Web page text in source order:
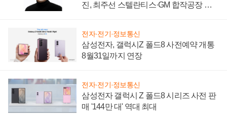
진, 최주선 스텔란티스·GM 합작공장 건
전자·전기·정보통신
삼성전자, 갤럭시Z 폴드8 사전예약 개통
8월31일까지 연장
전자·전기·정보통신
삼성전자 갤럭시 Z 폴드8 시리즈 사전 판
매 '144만 대' 역대 최대